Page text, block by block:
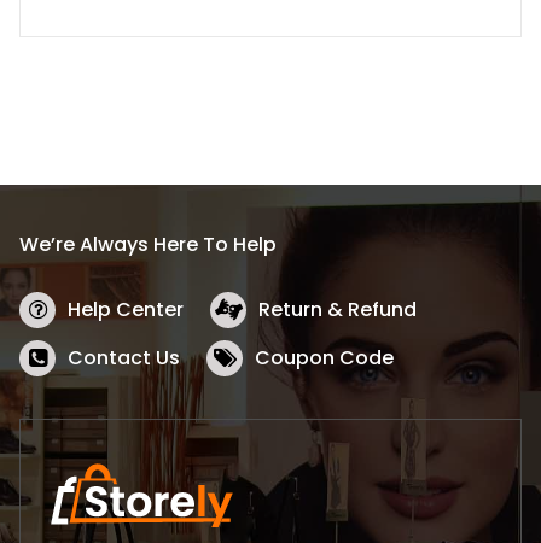
We’re Always Here To Help
Help Center
Return & Refund
Contact Us
Coupon Code